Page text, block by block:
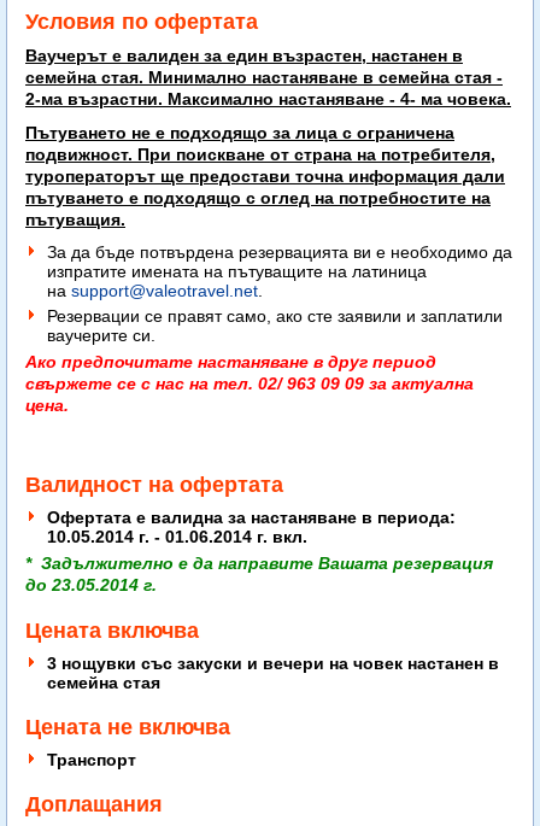
Условия по офертата
Ваучерът е валиден за един възрастен, настанен в
семейна стая. Минимално настаняване в семейна стая -
2-ма възрастни. Максимално настаняване - 4- ма човека.
Пътуването не е подходящо за лица с ограничена
подвижност. При поискване от страна на потребителя,
туроператорът ще предостави точна информация дали
пътуването е подходящо с оглед на потребностите на
пътуващия.
За да бъде потвърдена резервацията ви е необходимо да
изпратите имената на пътуващите на латиница
на support@valeotravel.net
Резервации се правят само, ако сте заявили и заплатили
ваучерите си.
Ако предпочитате настаняване в друг период
свържете се с нас на тел. 02/ 963 09 09 за актуална
цена.
Валидност на офертата
Офертата е валидна за настаняване в периода:
10.05.2014 г. - 01.06.2014 г. вкл.
* Задължително е да направите Вашата резервация
до 23.05.2014 г.
Цената включва
3 нощувки със закуски и вечери на човек настанен в
семейна стая
Цената не включва
Транспорт
Доплащания